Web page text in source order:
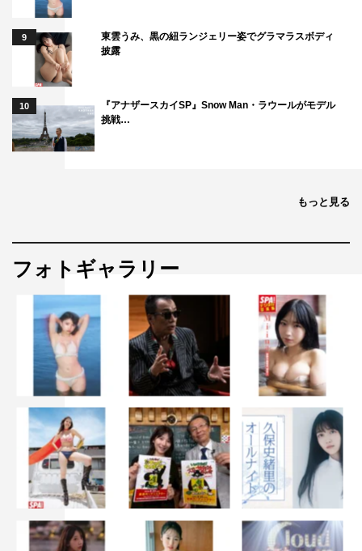
9
東雲うみ、黒の紐ランジェリー姿でグラマラスボディ
披露
10
『アナザースカイSP』Snow Man・ラウールがモデル
挑戦…
もっと見る
フォトギャラリー